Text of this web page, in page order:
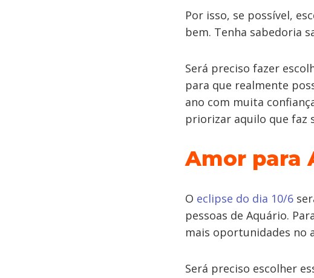
Por isso, se possível,
bem. Tenha sabedoria
Será preciso fazer
para que realmente
ano com muita
priorizar aquilo que faz
Amor para
O eclipse do dia 10/6
pessoas de Aquário.
mais oportunidades no
Será preciso escolher